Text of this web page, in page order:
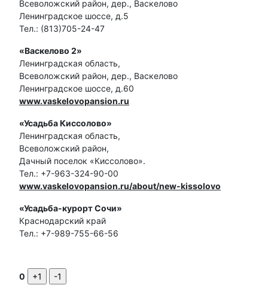
Всеволожский район, дер., Васкелово
Ленинградское шоссе, д.5
Тел.: (813)705-24-47
«Васкелово 2»
Ленинградская область,
Всеволожский район, дер., Васкелово
Ленинградское шоссе, д.60
www.vaskelovopansion.ru
«Усадьба Киссолово»
Ленинградская область,
Всеволожский район,
Дачный поселок «Киссолово».
Тел.: +7-963-324-90-00
www.vaskelovopansion.ru/about/new-kissolovo
«Усадьба-курорт Сочи»
Краснодарский край
Тел.: +7-989-755-66-56
0